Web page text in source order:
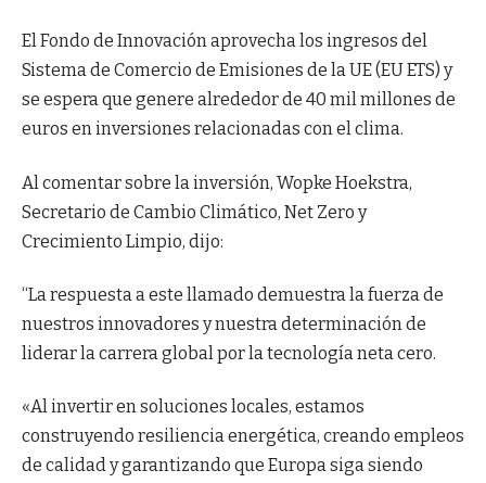
El Fondo de Innovación aprovecha los ingresos del
Sistema de Comercio de Emisiones de la UE (EU ETS) y
se espera que genere alrededor de 40 mil millones de
euros en inversiones relacionadas con el clima.
Al comentar sobre la inversión, Wopke Hoekstra,
Secretario de Cambio Climático, Net Zero y
Crecimiento Limpio, dijo:
“La respuesta a este llamado demuestra la fuerza de
nuestros innovadores y nuestra determinación de
liderar la carrera global por la tecnología neta cero.
«Al invertir en soluciones locales, estamos
construyendo resiliencia energética, creando empleos
de calidad y garantizando que Europa siga siendo